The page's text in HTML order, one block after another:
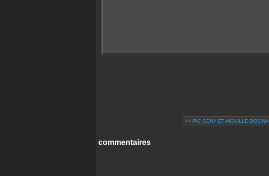
<< PIC GÉNY ET AIGUILLE DIBONA
commentaires